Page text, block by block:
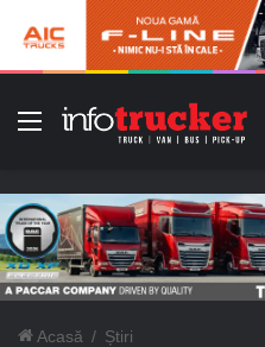
Meniu
Acasă / Știri